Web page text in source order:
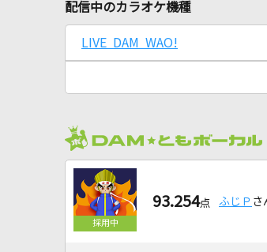
配信中のカラオケ機種
LIVE DAM WAO!
93.254点 ふじＰ さ